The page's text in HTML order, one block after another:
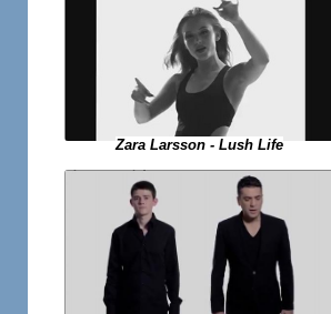
Zara Larsson - Lush Life